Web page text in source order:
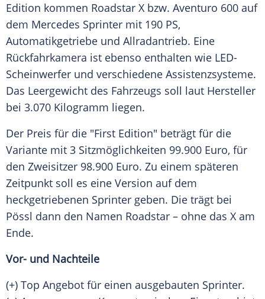
Edition kommen Roadstar X bzw. Aventuro 600 auf
dem Mercedes Sprinter mit 190 PS,
Automatikgetriebe und Allradantrieb. Eine
Rückfahrkamera ist ebenso enthalten wie LED-
Scheinwerfer und verschiedene Assistenzsysteme.
Das Leergewicht des Fahrzeugs soll laut Hersteller
bei 3.070 Kilogramm liegen.
Der Preis für die "First Edition" beträgt für die
Variante mit 3 Sitzmöglichkeiten 99.900 Euro, für
den Zweisitzer 98.900 Euro. Zu einem späteren
Zeitpunkt soll es eine Version auf dem
heckgetriebenen Sprinter geben. Die trägt bei
Pössl dann den Namen Roadstar – ohne das X am
Ende.
Vor- und Nachteile
(+) Top Angebot für einen ausgebauten Sprinter.